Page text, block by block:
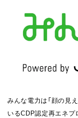
みんな電力は「顔の見
いるCDP認定再エネプ